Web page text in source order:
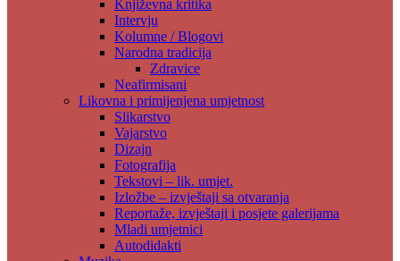
Književna kritika
Intervju
Kolumne / Blogovi
Narodna tradicija
Zdravice
Neafirmisani
Likovna i primijenjena umjetnost
Slikarstvo
Vajarstvo
Dizajn
Fotografija
Tekstovi – lik. umjet.
Izložbe – izvještaji sa otvaranja
Reportaže, izvještaji i posjete galerijama
Mladi umjetnici
Autodidakti